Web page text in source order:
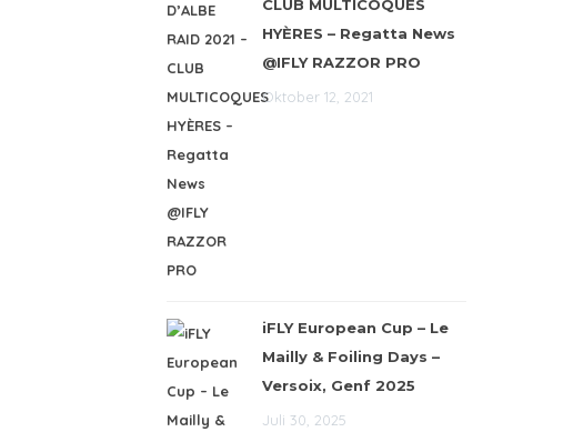
CLUB MULTICOQUES
HYÈRES – Regatta News
@IFLY RAZZOR PRO
Oktober 12, 2021
iFLY European Cup – Le
Mailly & Foiling Days –
Versoix, Genf 2025
Juli 30, 2025